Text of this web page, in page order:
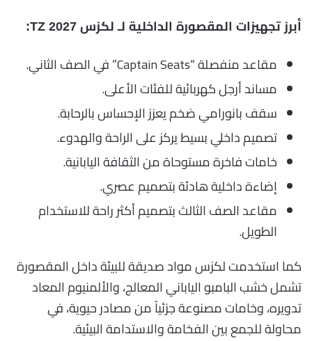
أبرز تجهيزات المقصورة الداخلية لـ لكزس TZ 2027:
مقاعد منفصلة “Captain Seats” في الصف الثاني.
مساند أرجل كهربائية للفئات الأعلى.
سقف بانورامي ضخم يعزز الإحساس بالرحابة.
تصميم داخلي بسيط يركز على الراحة والهدوء.
خامات فاخرة مستوحاة من الثقافة اليابانية.
إضاءة داخلية هادئة بتصميم عصري.
مقاعد الصف الثالث بتصميم أكثر راحة للاستخدام
الطويل.
كما استخدمت لكزس مواد صديقة للبيئة داخل المقصورة
تشمل خشب البامبو الياباني المعالج، والألمنيوم المعاد
تدويره، وخامات مصنوعة جزئياً من مصادر حيوية، في
محاولة للجمع بين الفخامة والاستدامة البيئية.